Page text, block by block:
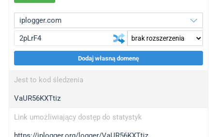
wl.gl
ed.tc
Dodaj własną domenę
Jest to kod śledzenia
VaUR56KXTtiz
Link umożliwiający dostęp do statystyk